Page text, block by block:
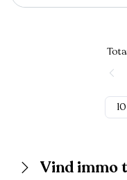
Vind immo